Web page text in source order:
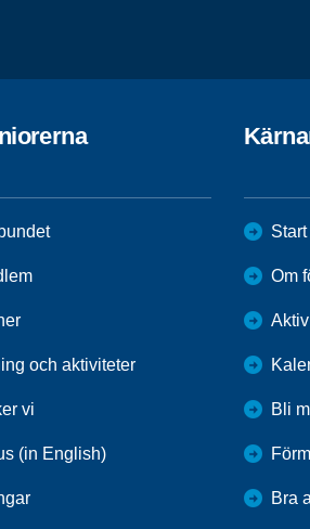
och aktiviteter
vi
(in English)
Start
Om
Bli
Bra